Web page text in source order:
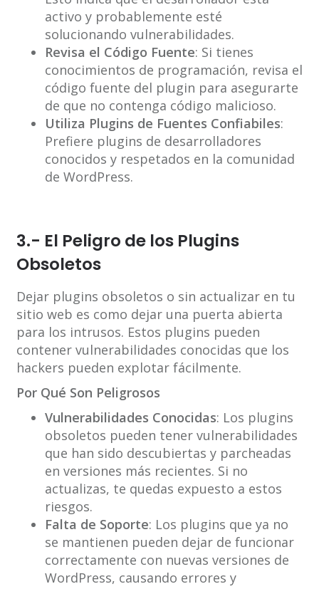
activo y probablemente esté
solucionando vulnerabilidades.
Revisa el Código Fuente: Si tienes
conocimientos de programación, revisa el
código fuente del plugin para asegurarte
de que no contenga código malicioso.
Utiliza Plugins de Fuentes Confiabiles:
Prefiere plugins de desarrolladores
conocidos y respetados en la comunidad
de WordPress.
3.- El Peligro de los Plugins
Obsoletos
Dejar plugins obsoletos o sin actualizar en tu
sitio web es como dejar una puerta abierta
para los intrusos. Estos plugins pueden
contener vulnerabilidades conocidas que los
hackers pueden explotar fácilmente.
Por Qué Son Peligrosos
Vulnerabilidades Conocidas: Los plugins
obsoletos pueden tener vulnerabilidades
que han sido descubiertas y parcheadas
en versiones más recientes. Si no
actualizas, te quedas expuesto a estos
riesgos.
Falta de Soporte: Los plugins que ya no
se mantienen pueden dejar de funcionar
correctamente con nuevas versiones de
WordPress, causando errores y